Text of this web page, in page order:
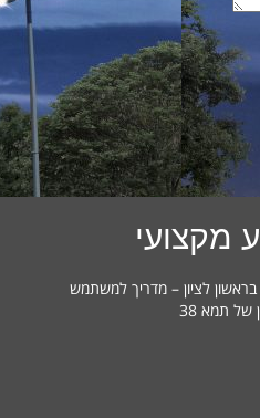
מקצועי
של תמא 38